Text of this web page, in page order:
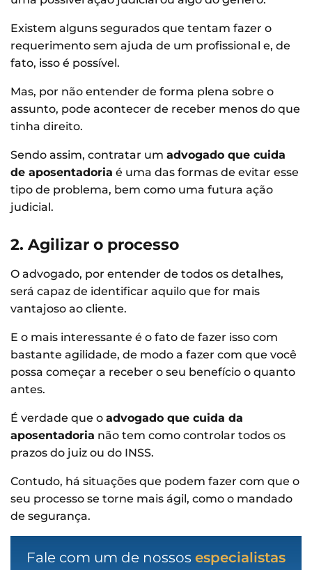
Existem alguns segurados que tentam fazer o
requerimento sem ajuda de um profissional e, de
fato, isso é possível.
Mas, por não entender de forma plena sobre o
assunto, pode acontecer de receber menos do que
tinha direito.
Sendo assim, contratar um advogado que cuida
de aposentadoria é uma das formas de evitar esse
tipo de problema, bem como uma futura ação
judicial.
2. Agilizar o processo
O advogado, por entender de todos os detalhes,
será capaz de identificar aquilo que for mais
vantajoso ao cliente.
E o mais interessante é o fato de fazer isso com
bastante agilidade, de modo a fazer com que você
possa começar a receber o seu benefício o quanto
antes.
É verdade que o advogado que cuida da
aposentadoria não tem como controlar todos os
prazos do juiz ou do INSS.
Contudo, há situações que podem fazer com que o
seu processo se torne mais ágil, como o mandado
de segurança.
Fale com um de nossos especialistas